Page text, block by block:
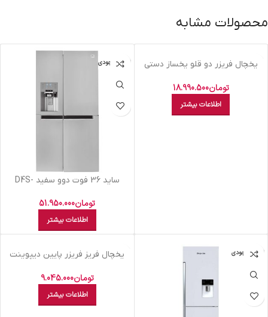
محصولات مشابه
اتمام موجودی
يخچال فريزر دو قلو يخساز دستي
تومان18.990.500
اطلاعات بیشتر
اتمام موجودی
سايد 36 فوت دوو سفيد D4S-
تومان51.950.000
اطلاعات بیشتر
اتمام موجودی اتمام موجودی
يخچال فريز فريزر پایین ديپوينت
تومان9.045.000
اطلاعات بیشتر